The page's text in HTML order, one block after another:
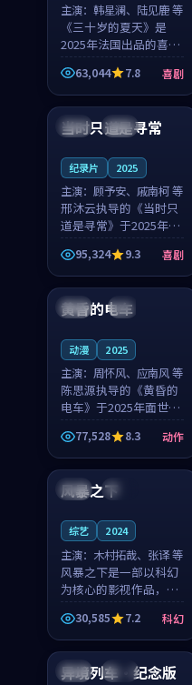
主演： 韩星澜、陆见鹿 等
《三十岁的夏天》是
2025年法国出品的喜剧
新作，主创团队希望用
深夜电台的故事让观众
停下来想一想。韩星澜
角色，山田纯一的叙事
63,044 7.8 喜剧
泰国 杜比
当时只道是寻常
纪录片 2025
主演： 顾予安、戚南柯 等
邢沐云执导的《当时只
道是寻常》于2025年面
世，泰国的城市气质与
母女情深的人物心境共
同构筑了影片基调。顾
予安、戚南柯用细腻的
表演撑起整部喜剧电
95,324 9.3 喜剧
日本 4K
黄昏的电车
动漫 2025
主演： 周怀风、应南风 等
陈思源执导的《黄昏的
电车》于2025年面世，
日本的城市气质与渔村
故事的人物心境共同构
筑了影片基调。周怀
风、应南风用细腻的表
演撑起整部动作电影，
77,528 8.3 动作
中国 独播
风暴之下
综艺 2024
主演： 木村拓哉、张译 等
风暴之下是一部以科幻
为核心的影视作品，围
绕危机、反转与人物成
长展开，整体节奏紧
凑，值得推荐观看。
30,585 7.2 科幻
法国 热播
异境列车·纪念版